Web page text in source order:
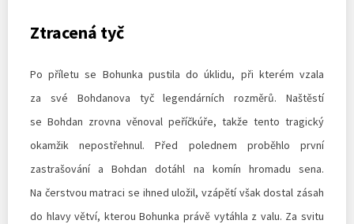
Ztracená tyč
Po příletu se Bohunka pustila do úklidu, při kterém vzala
za své Bohdanova tyč legendárních rozměrů. Naštěstí
se Bohdan zrovna věnoval peříčkúře, takže tento tragický
okamžik nepostřehnul. Před polednem proběhlo první
zastrašování a Bohdan dotáhl na komín hromadu sena.
Na čerstvou matraci se ihned uložil, vzápětí však dostal zásah
do hlavy větví, kterou Bohunka právě vytáhla z valu. Za svitu